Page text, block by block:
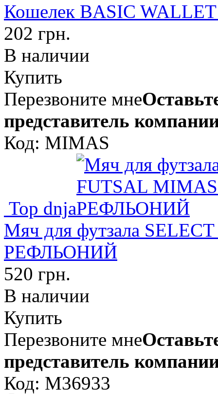
Кошелек BASIC
202 грн.
В наличии
Купить
Перезвоните мне
представитель
Код: MIMAS
Top dnja
Мяч для футзала
РЕФЛЬОНИЙ
520 грн.
В наличии
Купить
Перезвоните мне
представитель
Код: M36933